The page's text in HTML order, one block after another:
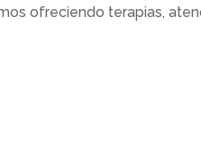
ofreciendo terapias,